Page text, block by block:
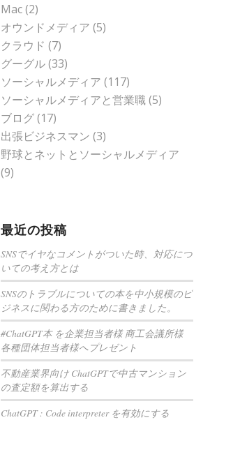
Mac(2)
オウンドメディア (5)
クラウド (7)
グーグル(33)
ソーシャルメディア (117)
ソーシャルメディアと営業職(5)
ブログ(17)
出張ビジネスマン (3)
野球とネットとソーシャルメディア
(9)
最近の投稿
SNSでイヤなコメントがついた時、対応につ
いての考え方とは
SNSのトラブルについての本を中小規模のビ
ジネスに関わる方のために書きました。
#ChatGPT本 を企業担当者様 商工会議所様
各種団体担当者様へプレゼント
不動産業界向け ChatGPTで中古マンション
の査定額を算出する
ChatGPT : Code interpreter を有効にする